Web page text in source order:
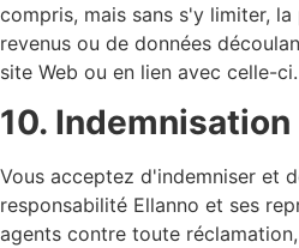
compris, mais sans s'y limiter,
revenus ou de données
site Web ou en lien avec celle-ci.
10. Indemnisation
Vous acceptez d'indemniser et
responsabilité Ellanno et ses
agents contre toute